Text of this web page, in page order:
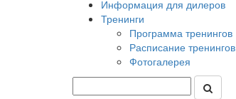
Информация для дилеров
Тренинги
Программа тренингов
Расписание тренингов
Фотогалерея